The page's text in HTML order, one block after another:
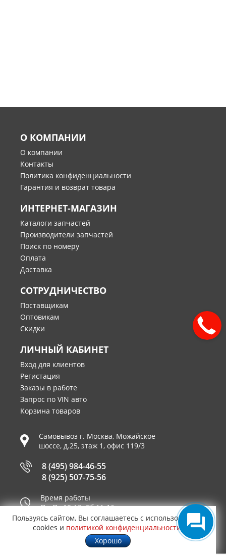
О КОМПАНИИ
О компании
Контакты
Политика конфиденциальности
Гарантия и возврат товара
ИНТЕРНЕТ-МАГАЗИН
Каталоги запчастей
Производители запчастей
Поиск по номеру
Оплата
Доставка
СОТРУДНИЧЕСТВО
Поставщикам
Оптовикам
Скидки
ЛИЧНЫЙ КАБИНЕТ
Вход для клиентов
Регистация
Заказы в работе
Запрос по VIN авто
Корзина товаров
Самовывоз г. Москва, Можайское
шоссе, д.25, этаж 1, офис 119/3
8 (495) 984-46-55
8 (925) 507-75-56
Время работы
Пн-Пт 10-19, Сб 11-16
Принимаем к оплате
Пользуясь сайтом, Вы соглашаетесь с использованием
cookies и политикой конфиденциальности
Хорошо